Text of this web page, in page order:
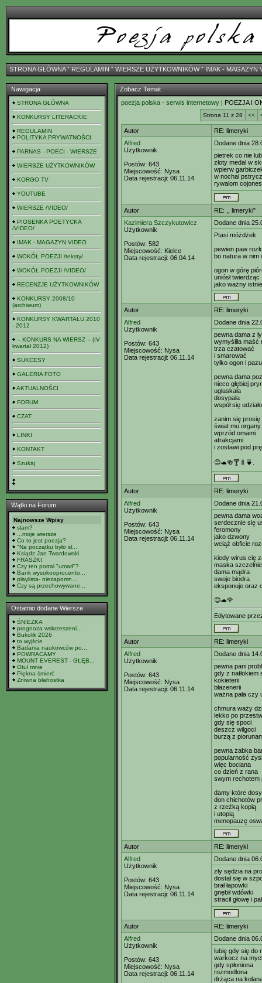
STRONA GŁÓWNAˇ REGULAMIN ˇ WIERSZE UŻYTKOWNIKÓWˇ IMAK - MAGAZYN
Nawigacja
STRONA GŁÓWNA
KONKURSY LITERACKIE
REGULAMIN
POLITYKA PRYWATNOŚCI
PARNAS - POECI - WIERSZE
WIERSZE UŻYTKOWNIKÓW
KORGO TV
YOUTUBE
WIERSZE /VIDEO/
PIOSENKA POETYCKA
/VIDEO/
IMAK - MAGAZYN VIDEO
WOKÓŁ POEZJI /teksty/
WOKÓŁ POEZJI /VIDEO/
RECENZJE UŻYTKOWNIKÓW
KONKURSY 2008/10
(archiwum)
KONKURSY KWARTAŁU 2010
- 2012
-- KONKURS NA WIERSZ -- (IV
kwartał 2012)
SUKCESY
GALERIA FOTO
AKTUALNOŚCI
FORUM
CZAT
LINKI
KONTAKT
Szukaj
Wątki na Forum
Najnowsze Wpisy
slam?
...moje wiersze
Co to jest poezja?
"Na początku było sł...
Ksiądz Jan Twardowski
FRASZKI
Czy ten portal "umarł"?
Bank wysokooprocento...
playlista- niezapomn...
Czy są przechowywane...
Ostatnio dodane Wiersze
ŚNIEŻKA
prognoza wskrzeszeni...
Bukolik 2026
to wyjście
Badania naukowców po...
POWRACAMY
MOUNT EVEREST - GŁĘB...
Otul mnie
Piękna śmierć
Żniwna błahostka
Zobacz Temat
poezja polska - serwis internetowy | POEZJA I
Strona 11 z 28 <<
Autor
RE: limeryki
Alfred
Użytkownik
Postów: 643
Miejscowość: Nysa
Data rejestracji: 06.11.14
Dodane dnia
pietrek co nie
złoty medal w
wpierw
w nochal
rywalom cojones
Autor
RE: ,, limeryki"
Kazimiera Szczykutowicz
Użytkownik
Postów: 582
Miejscowość: Kielce
Data rejestracji: 06.04.14
Dodane dnia
Ptasi móżdżek
pewien paw
bo natura w nim
ogon w górę
uniósł twierdząc
jako ważny
Autor
RE: limeryki
Alfred
Użytkownik
Postów: 643
Miejscowość: Nysa
Data rejestracji: 06.11.14
Dodane dnia
pewna dama z
wymyśliła
trza czatować
i smarować
tylko ogon i
pewna dama
nieco głębiej
ugłaskała
dosypała
współ się
zanim się
świat mu
wprzód omami
atrakcjami
i zostawi pod
😊🐢🍻🍸🍼🍵.
Autor
RE: limeryki
Alfred
Użytkownik
Postów: 643
Miejscowość: Nysa
Data rejestracji: 06.11.14
Dodane dnia
pewna dama
serdecznie się
feromony
jako dzwony
wciąż obficie
kiedy wirus cię
maska
dama mądra
swoje biodra
eksponuje oraz
😊🐢🌹
Edytowane
Autor
RE: limeryki
Alfred
Użytkownik
Postów: 643
Miejscowość: Nysa
Data rejestracji: 06.11.14
Dodane dnia
pewna pani
gdy z natłokiem
kokieterii
błazenerii
ważna pała czy
chmura waży
lekko po
gdy się spoci
deszcz wilgoci
burzą z
pewna żabka
popularność
więc bociana
co dzień z rana
swym rechotem
damy które
don chichotów
z rzeźką kopią
i utopią
menopauzę
Autor
RE: limeryki
Alfred
Użytkownik
Postów: 643
Miejscowość: Nysa
Data rejestracji: 06.11.14
Dodane dnia
zły sędzia na
dostał się w
brał łapowki
gnębił wdówki
stracił głowę i
Autor
RE: limeryki
Alfred
Użytkownik
Postów: 643
Miejscowość: Nysa
Data rejestracji: 06.11.14
Dodane dnia
lubię gdy się do
warkocz na
gdy spłoniona
rozmodlona
drżąca na